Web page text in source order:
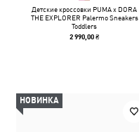
Детские кроссовки PUMA x DORA
THE EXPLORER Palermo Sneakers
Toddlers
2 990,00 ₴
НОВИНКА